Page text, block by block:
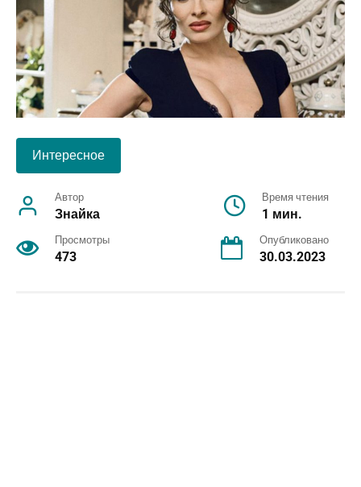
Интересное
Автор
Знайка
Время чтения
1 мин.
Просмотры
473
Опубликовано
30.03.2023